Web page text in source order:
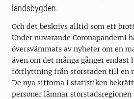
landsbygden.
Och det beskrivs alltid som ett
Under nuvarande Coronapandemi
översvämmats av nyheter om en
även om det många gånger endast
förflyttning från storstaden till en
De nya sifforna i statistiken
personer lämnar